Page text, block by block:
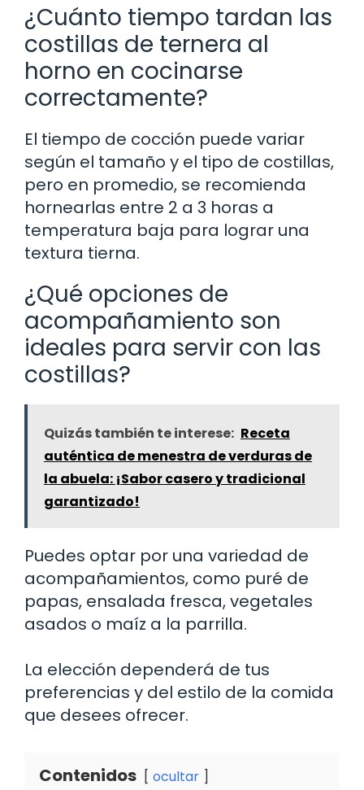
¿Cuánto tiempo tardan las
costillas de ternera al
horno en cocinarse
correctamente?
El tiempo de cocción puede variar
según el tamaño y el tipo de costillas,
pero en promedio, se recomienda
hornearlas entre 2 a 3 horas a
temperatura baja para lograr una
textura tierna.
¿Qué opciones de
acompañamiento son
ideales para servir con las
costillas?
Quizás también te interese: Receta
auténtica de menestra de verduras de
la abuela: ¡Sabor casero y tradicional
garantizado!
Puedes optar por una variedad de
acompañamientos, como puré de
papas, ensalada fresca, vegetales
asados o maíz a la parrilla.
La elección dependerá de tus
preferencias y del estilo de la comida
que desees ofrecer.
Contenidos ocultar